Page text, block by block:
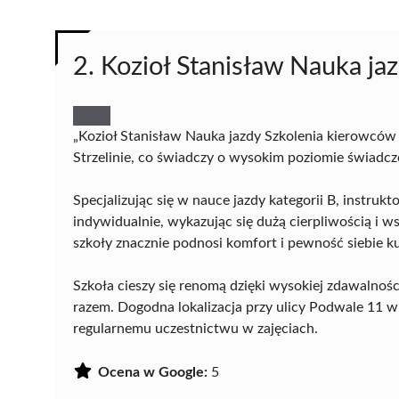
2. Kozioł Stanisław Nauka
„Kozioł Stanisław Nauka jazdy Szkolenia
Strzelinie, co świadczy o wysokim poziomie
Specjalizując się w nauce jazdy kategorii B,
indywidualnie, wykazując się dużą cierpliwością i
szkoły znacznie podnosi komfort i pewność siebie
Szkoła cieszy się renomą dzięki wysokiej
razem. Dogodna lokalizacja przy ulicy Podwale 11
regularnemu uczestnictwu w zajęciach.
Ocena w Google: 5